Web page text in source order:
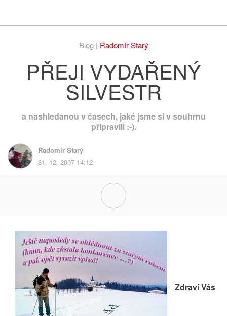
Blog | Radomír Starý
PŘEJI VYDAŘENÝ
SILVESTR
a nashledanou v časech, jaké jsme si v souhrnu
připravili :-).
Radomír Starý
31. 12. 2007 14:12
Zdraví Vás